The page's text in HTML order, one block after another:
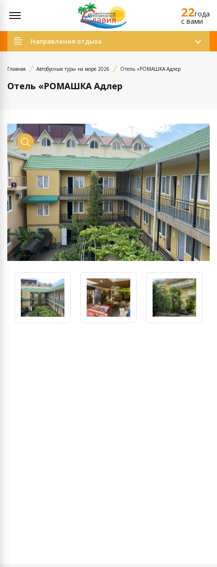
22года
c вами
Направления отдыха
Главная Автобусные туры на море 2026 Отель «РОМАШКА Адлер
Отель «РОМАШКА Адлер
Просмотр